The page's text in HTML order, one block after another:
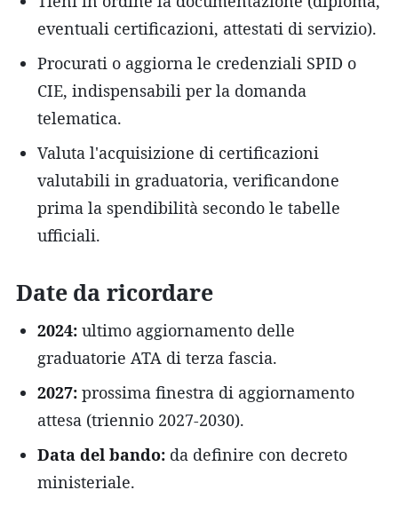
eventuali certificazioni, attestati di servizio).
Procurati o aggiorna le credenziali SPID o
CIE, indispensabili per la domanda
telematica.
Valuta l'acquisizione di certificazioni
valutabili in graduatoria, verificandone
prima la spendibilità secondo le tabelle
ufficiali.
Date da ricordare
2024: ultimo aggiornamento delle
graduatorie ATA di terza fascia.
2027: prossima finestra di aggiornamento
attesa (triennio 2027-2030).
Data del bando: da definire con decreto
ministeriale.